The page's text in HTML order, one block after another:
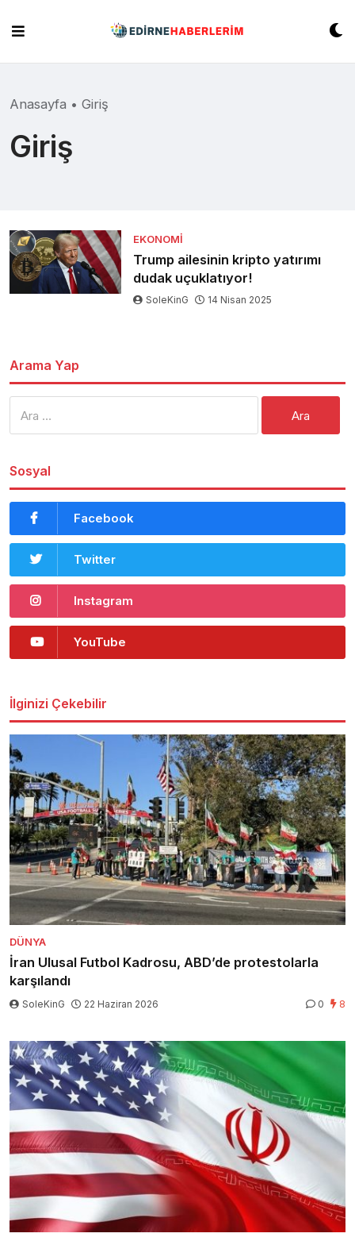
content
Anasayfa • Giriş
Giriş
EKONOMI
Trump ailesinin kripto yatırımı
dudak uçuklatıyor!
SoleKinG 14 Nisan 2025
Arama Yap
Sosyal
Facebook
Twitter
Instagram
YouTube
İlginizi Çekebilir
DÜNYA
İran Ulusal Futbol Kadrosu, ABD’de protestolarla
karşılandı
SoleKinG 22 Haziran 2026 0 8